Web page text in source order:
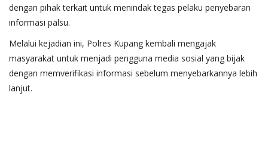
dengan pihak terkait untuk menindak tegas pelaku penyebaran
informasi palsu.
Melalui kejadian ini, Polres Kupang kembali mengajak
masyarakat untuk menjadi pengguna media sosial yang bijak
dengan memverifikasi informasi sebelum menyebarkannya lebih
lanjut.